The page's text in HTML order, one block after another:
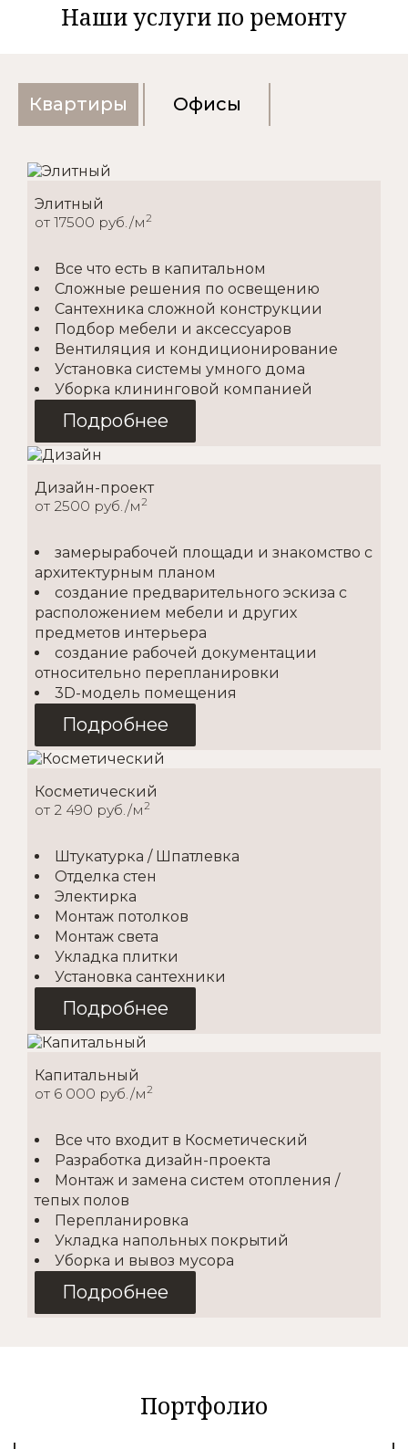
Наши услуги по ремонту
Квартиры Офисы
Элитный
от 17500 руб./м2
Все что есть в капитальном
Сложные решения по освещению
Сантехника сложной конструкции
Подбор мебели и аксессуаров
Вентиляция и кондиционирование
Установка системы умного дома
Уборка клининговой компанией
Подробнее
Дизайн-проект
от 2500 руб./м2
замерырабочей площади и знакомство с
архитектурным планом
создание предварительного эскиза с
расположением мебели и других
предметов интерьера
создание рабочей документации
относительно перепланировки
3D-модель помещения
Подробнее
Косметический
от 2 490 руб./м2
Штукатурка / Шпатлевка
Отделка стен
Электирка
Монтаж потолков
Монтаж света
Укладка плитки
Установка сантехники
Подробнее
Капитальный
от 6 000 руб./м2
Все что входит в Косметический
Разработка дизайн-проекта
Монтаж и замена систем отопления /
тепых полов
Перепланировка
Укладка напольных покрытий
Уборка и вывоз мусора
Подробнее
Покупка материалов
Портфолио